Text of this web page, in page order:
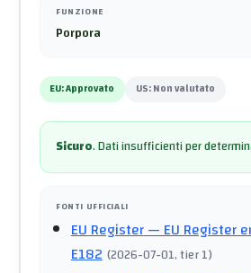
FUNZIONE
Porpora
EU:Approvato US:Non valutato
Sicuro.Dati insufficienti per
FONTI UFFICIALI
EU Register— EU Register
E182 (2026-07-01, tier 1)